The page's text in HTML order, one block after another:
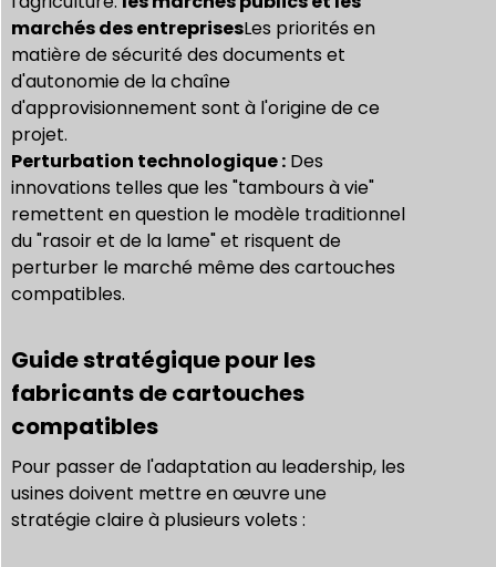
marchés des entreprisesLes priorités en
matière de sécurité des documents et
d'autonomie de la chaîne
d'approvisionnement sont à l'origine de ce
projet.
Perturbation technologique : Des
innovations telles que les "tambours à vie"
remettent en question le modèle traditionnel
du "rasoir et de la lame" et risquent de
perturber le marché même des cartouches
compatibles.
Guide stratégique pour les
fabricants de cartouches
compatibles
Pour passer de l'adaptation au leadership, les
usines doivent mettre en œuvre une
stratégie claire à plusieurs volets :